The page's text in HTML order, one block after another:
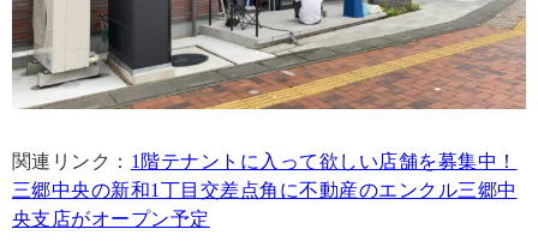
関連リンク： 1階テナントに入って欲しい店舗を募集中！
三郷中央の新和1丁目交差点角に不動産のエンクル三郷中
央支店がオープン予定